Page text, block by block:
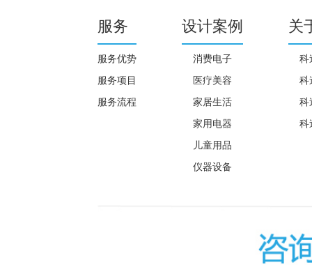
服务
服务优势
服务项目
服务流程
设计案例
消费电子
医疗美容
家居生活
家用电器
儿童用品
仪器设备
关
科
科
科
科